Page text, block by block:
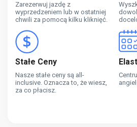
Zarezerwuj jazdę z
wyprzedzeniem lub w ostatniej
chwili za pomocą kilku kliknięć.
Stałe Ceny
Nasze stałe ceny są all-
inclusive. Oznacza to, że wiesz,
za co płacisz.